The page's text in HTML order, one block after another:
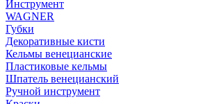
Инструмент
WAGNER
Губки
Декоративные кисти
Кельмы венецианские
Пластиковые кельмы
Шпатель венецианский
Ручной инструмент